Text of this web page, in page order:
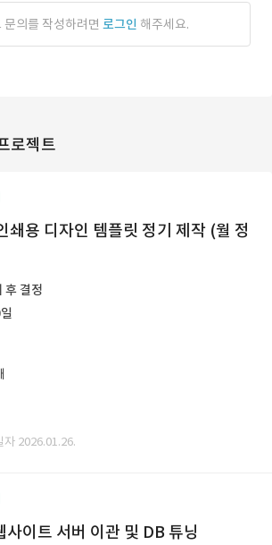
문의를 작성하려면 로그인 해주세요.
로젝트
쇄용 디자인 템플릿 정기 제작 (월 정
후 결정
자 2026.01.26.
이트 서버 이관 및 DB 튜닝